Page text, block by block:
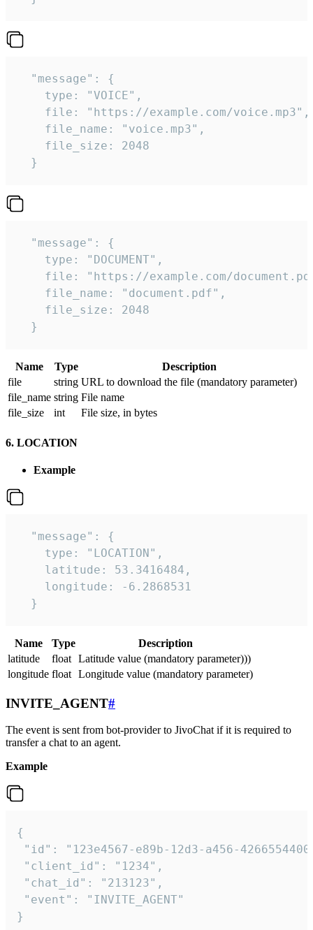
  "message": {
    type: "VOICE",
    file: "https://example.com/voice.mp3",
    file_name: "voice.mp3",
    file_size: 2048
  }
  "message": {
    type: "DOCUMENT",
file: "https://example.com/
    file_name: "document.pdf",
    file_size: 2048
  }
Name Type
Description
file
string URL to download the file (mandatory parameter)
file_name string File name
file_size
int File size, in bytes
6. LOCATION
Example
  "message": {
    type: "LOCATION",
    latitude: 53.3416484,
    longitude: -6.2868531
  }
Name Type
Description
latitude
float Latitude value (mandatory parameter)))
longitude float Longitude value (mandatory parameter)
INVITE_AGENT#
The event is sent from bot-provider to JivoChat if it is required to
transfer a chat to an agent.
Example
{
"id": "123e4567-e89b-12d3-a456-
"client_id": "1234",
"chat_id": "213123",
"event": "INVITE_AGENT"
}